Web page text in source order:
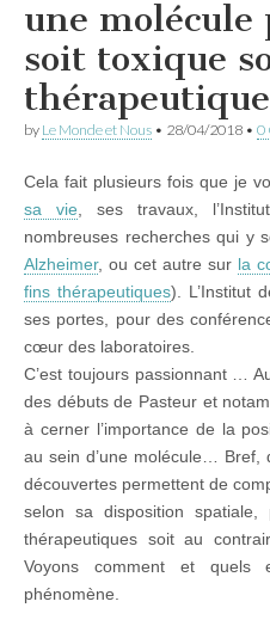
une
soit toxique
by Le Monde et Nous • 28/04/2018 • 0
Cela fait plusieurs fois que je
sa vie , ses travaux, l’Institut,
nombreuses recherches qui y
Alzheimer, ou cet autre sur la
fins thérapeutiques). L’Institut
ses portes, pour des
cœur des laboratoires.
C’est toujours passionnant …
des débuts de Pasteur et
à cerner l’importance de la
au sein d’une molécule…
découvertes permettent de
selon sa disposition
thérapeutiques soit au
Voyons comment et quels
phénomène.